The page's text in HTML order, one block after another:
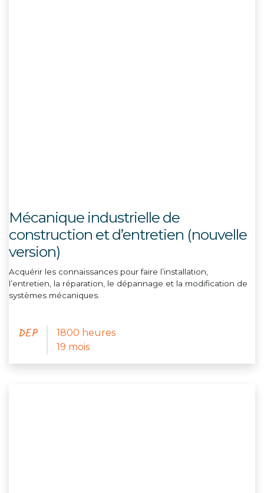
Mécanique industrielle de
construction et d’entretien (nouvelle
version)
Acquérir les connaissances pour faire l’installation,
l’entretien, la réparation, le dépannage et la modification de
systèmes mécaniques.
DEP
1800 heures
19 mois